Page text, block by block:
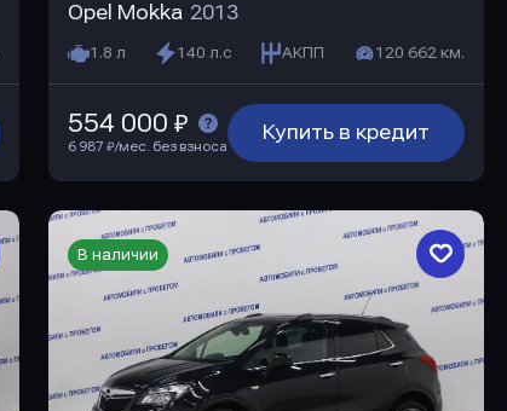
Opel Mokka 2013
1.8 л 140 л.с АКПП 120 662 км.
Купить в кредит
554 000 ₽
6 987 ₽/мес. без взноса
В наличии